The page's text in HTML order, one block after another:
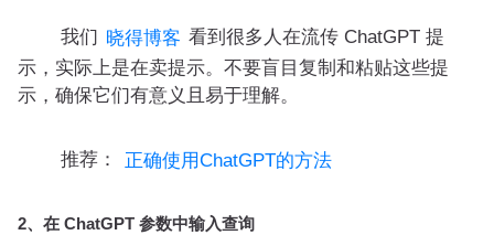
我们 晓得博客 看到很多人在流传 ChatGPT 提
示，实际上是在卖提示。不要盲目复制和粘贴这些提
示，确保它们有意义且易于理解。
推荐： 正确使用ChatGPT的方法
2、在 ChatGPT 参数中输入查询